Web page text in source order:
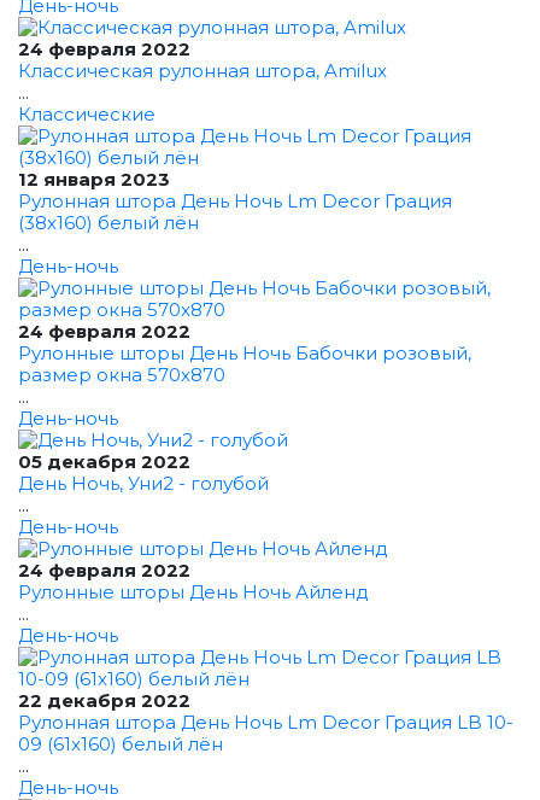
День-ночь
24 февраля 2022
Классическая рулонная штора, Amilux
...
Классические
12 января 2023
Рулонная штора День Ночь Lm Decor Грация
(38x160) белый лён
...
День-ночь
24 февраля 2022
Рулонные шторы День Ночь Бабочки розовый,
размер окна 570x870
...
День-ночь
05 декабря 2022
День Ночь, Уни2 - голубой
...
День-ночь
24 февраля 2022
Рулонные шторы День Ночь Айленд
...
День-ночь
22 декабря 2022
Рулонная штора День Ночь Lm Decor Грация LB 10-
09 (61x160) белый лён
...
День-ночь